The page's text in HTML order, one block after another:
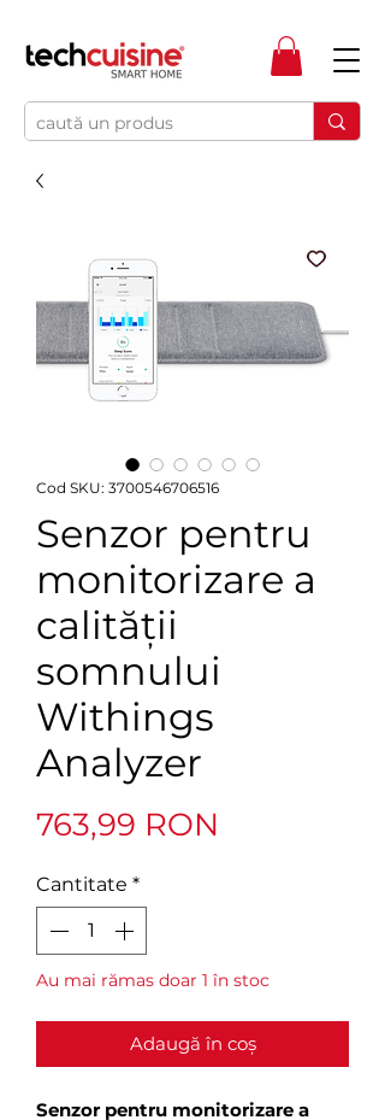
Cod SKU: 3700546706516
Senzor pentru
monitorizare a
calității
somnului
Withings
Analyzer
763,99 RON
Cantitate *
Au mai rămas doar 1 în stoc
Adaugă în coș
Senzor pentru monitorizare a